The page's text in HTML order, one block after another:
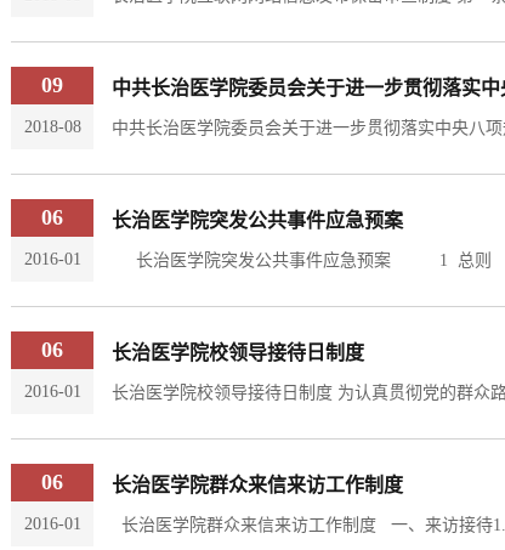
09
2018-08
中共长治医学院委员会关于进一步贯彻落实
06
2016-01
长治医学院突发公共事件应急预案
06
2016-01
长治医学院校领导接待日制度
06
2016-01
长治医学院群众来信来访工作制度